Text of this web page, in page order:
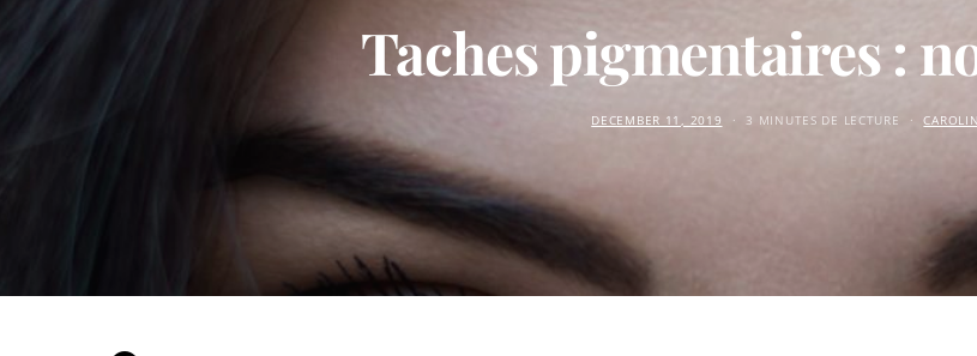
Taches pigmentaires :
DECEMBER 11, 2019 3 MINUTES DE LECTURE